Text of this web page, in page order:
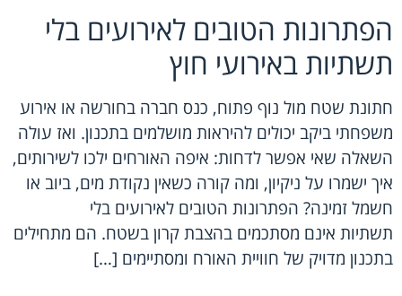
הפתרונות הטובים לאירועים בלי
תשתיות באירועי חוץ
חתונת שטח מול נוף פתוח, כנס חברה בחורשה או אירוע
משפחתי ביקב יכולים להיראות מושלמים בתכנון. ואז עולה
השאלה שאי אפשר לדחות: איפה האורחים ילכו לשירותים,
איך ישמרו על ניקיון, ומה קורה כשאין נקודת מים, ביוב או
חשמל זמינה? הפתרונות הטובים לאירועים בלי
תשתיות אינם מסתכמים בהצבת קרון בשטח. הם מתחילים
בתכנון מדויק של חוויית האורח ומסתיימים […]